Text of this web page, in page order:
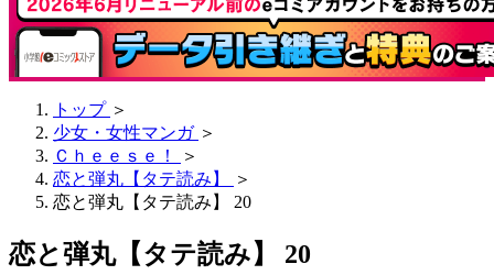
トップ ＞
少女・女性マンガ ＞
Ｃｈｅｅｓｅ！
＞
恋と弾丸【タテ読み】
＞
恋と弾丸【タテ読み】 20
恋と弾丸【タテ読み】 20